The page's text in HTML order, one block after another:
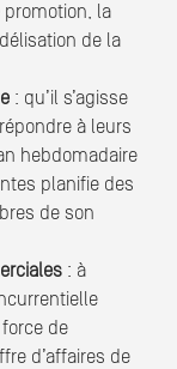
la
de la
: qu’il s’agisse
à leurs
hebdomadaire
planifie des
de son
: à
de
d’affaires de